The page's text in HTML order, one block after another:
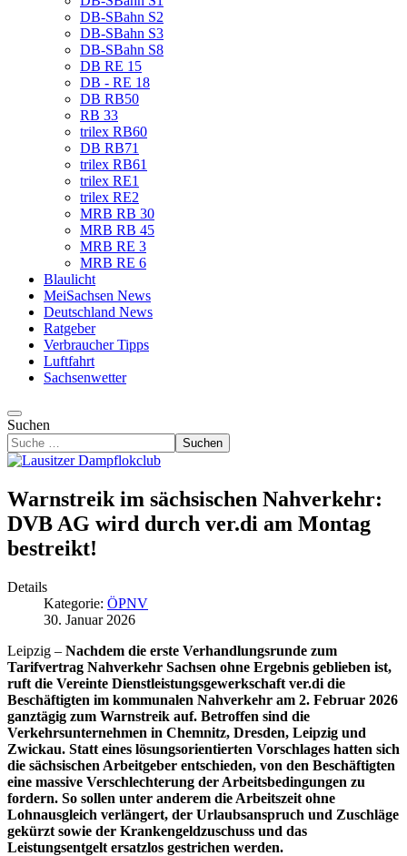
DB-SBahn S2
DB-SBahn S3
DB-SBahn S8
DB RE 15
DB - RE 18
DB RB50
RB 33
trilex RB60
DB RB71
trilex RB61
trilex RE1
trilex RE2
MRB RB 30
MRB RB 45
MRB RE 3
MRB RE 6
Blaulicht
MeiSachsen News
Deutschland News
Ratgeber
Verbraucher Tipps
Luftfahrt
Sachsenwetter
Suchen
Suchen
Warnstreik im sächsischen Nahverkehr:
DVB AG wird durch ver.di am Montag
bestreikt!
Details
Kategorie: ÖPNV
30. Januar 2026
Leipzig – Nachdem die erste Verhandlungsrunde zum
Tarifvertrag Nahverkehr Sachsen ohne Ergebnis geblieben ist,
ruft die Vereinte Dienstleistungsgewerkschaft ver.di die
Beschäftigten im kommunalen Nahverkehr am 2. Februar 2026
ganztägig zum Warnstreik auf. Betroffen sind die
Verkehrsunternehmen in Chemnitz, Dresden, Leipzig und
Zwickau. Statt eines lösungsorientierten Vorschlages hatten sich
die sächsischen Arbeitgeber entschieden, von den Beschäftigten
eine massive Verschlechterung der Arbeitsbedingungen zu
fordern. So sollen unter anderem die Arbeitszeit ohne
Lohnausgleich verlängert, der Urlaubsanspruch und Zuschläge
gekürzt sowie der Krankengeldzuschuss und das
Leistungsentgelt ersatzlos gestrichen werden.